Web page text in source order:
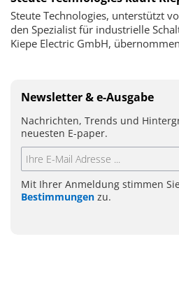
Steute Technologies, unterstützt
den Spezialist für industrielle
Kiepe Electric GmbH, übernommen
Newsletter & e-Ausgabe
Nachrichten, Trends und
neuesten E-paper.
Mit Ihrer Anmeldung stimmen
Bestimmungen zu.